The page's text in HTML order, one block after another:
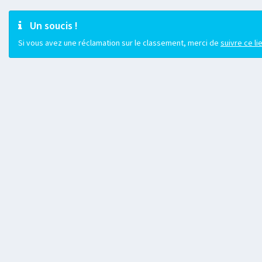
Un soucis !
Si vous avez une réclamation sur le classement, merci de suivre ce